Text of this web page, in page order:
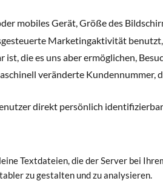
mobiles Gerät, Größe des
Marketingaktivität
die es uns aber ermöglichen,
veränderte
direkt persönlich
Textdateien, die der Server bei
zu gestalten und zu analysieren.